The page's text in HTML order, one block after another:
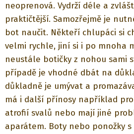
neoprenová. Vydrží déle a
praktičtější. Samozřejmě je
bot naučit. Někteří chlupáci si
velmi rychle, jiní si i po mnoha
neustále botičky z nohou sami
případě je vhodné dbát na
důkladně je umývat a
má i další přínosy například
atrofií svalů nebo mají jiné
aparátem. Boty nebo ponožky